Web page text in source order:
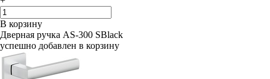
В корзину
Дверная ручка AS-300 SBlack
успешно добавлен в корзину